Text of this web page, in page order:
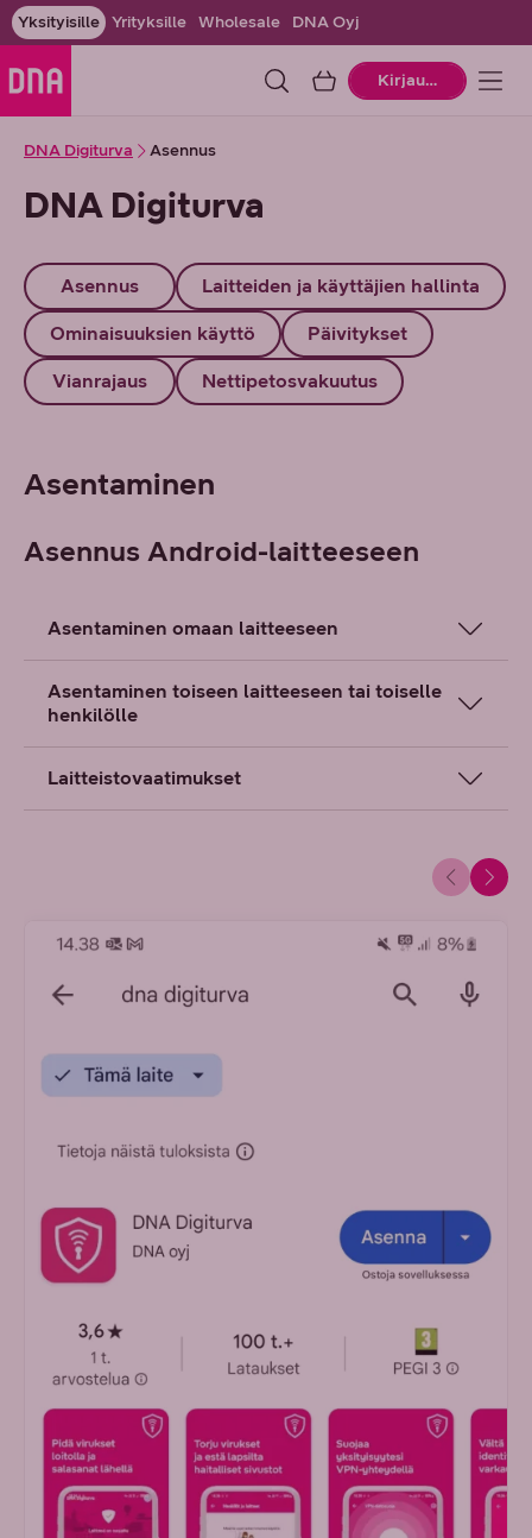
Yksityisille Yrityksille Wholesale DNA Oyj
OstoskoriKirjaudu
DNA Digiturva Asennus
DNA Digiturva
Asennus Laitteiden ja käyttäjien hallinta
Ominaisuuksien käyttö Päivitykset
Vianrajaus Nettipetosvakuutus
Asentaminen
Asennus Android-laitteeseen
Asentaminen omaan laitteeseen
Asentaminen toiseen laitteeseen tai toiselle
henkilölle
Laitteistovaatimukset